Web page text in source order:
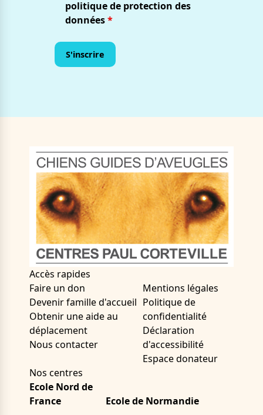
politique de protection des
données*
Accès rapides
Faire un don
Devenir famille d'accueil
Obtenir une aide au
déplacement
Nous contacter
Mentions légales
Politique de
confidentialité
Déclaration
d'accessibilité
Espace donateur
Nos centres
Ecole Nord de
France
Ecole de Normandie